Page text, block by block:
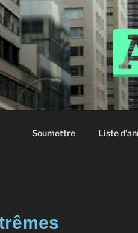
sites à visiter !
Soumettre Liste